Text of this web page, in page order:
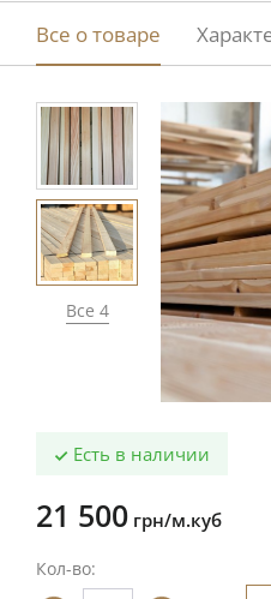
Все о товаре
Все 4
Есть в наличии
21 500 грн/м.куб
Кол-во: